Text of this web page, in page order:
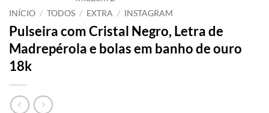
INÍCIO / TODOS / EXTRA / INSTAGRAM
Pulseira com Cristal Negro, Letra de
Madrepérola e bolas em banho de ouro
18k